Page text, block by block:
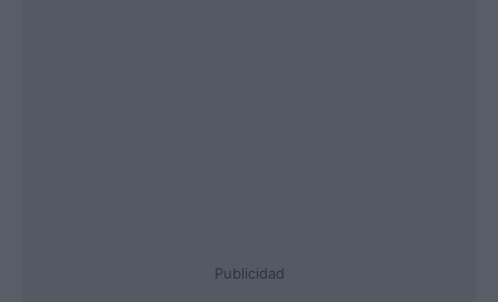
Publicidad